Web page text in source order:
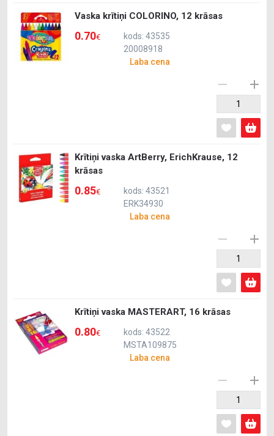
Vaska krītiņi COLORINO, 12 krāsas
0.70€
kods: 43535
20008918
Laba cena
Krītiņi vaska ArtBerry, ErichKrause, 12
krāsas
0.85€
kods: 43521
ERK34930
Laba cena
Krītiņi vaska MASTERART, 16 krāsas
0.80€
kods: 43522
MSTA109875
Laba cena